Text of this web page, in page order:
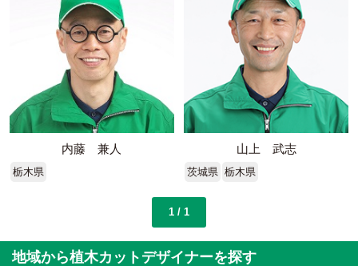
内藤 兼人
栃木県
山上 武志
茨城県 栃木県
1 / 1
地域から植木カットデザイナーを探す